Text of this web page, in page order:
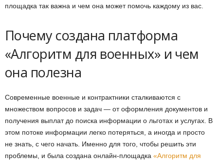
площадка так важна и чем она может помочь каждому из вас.
Почему создана платформа
«Алгоритм для военных» и чем
она полезна
Современные военные и контрактники сталкиваются с
множеством вопросов и задач — от оформления документов и
получения выплат до поиска информации о льготах и услугах. В
этом потоке информации легко потеряться, а иногда и просто
не знать, с чего начать. Именно для того, чтобы решить эти
проблемы, и была создана онлайн-площадка «Алгоритм для